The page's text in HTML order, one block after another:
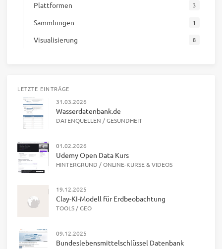
Plattformen 3
Sammlungen 1
Visualisierung 8
LETZTE EINTRÄGE
31.03.2026
Wasserdatenbank.de
DATENQUELLEN /GESUNDHEIT
01.02.2026
Udemy Open Data Kurs
HINTERGRUND /ONLINE-KURSE & VIDEOS
19.12.2025
Clay-KI-Modell für Erdbeobachtung
TOOLS/GEO
09.12.2025
Bundeslebensmittelschlüssel Datenbank